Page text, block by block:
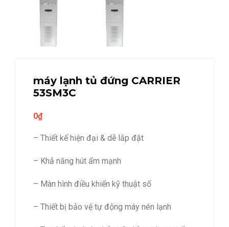
máy lạnh tủ đứng CARRIER
53SM3C
0₫
– Thiết kế hiện đại & dễ lắp đặt
– Khả năng hút ẩm mạnh
– Màn hình điều khiển kỹ thuật số
– Thiết bị bảo vệ tự động máy nén lạnh